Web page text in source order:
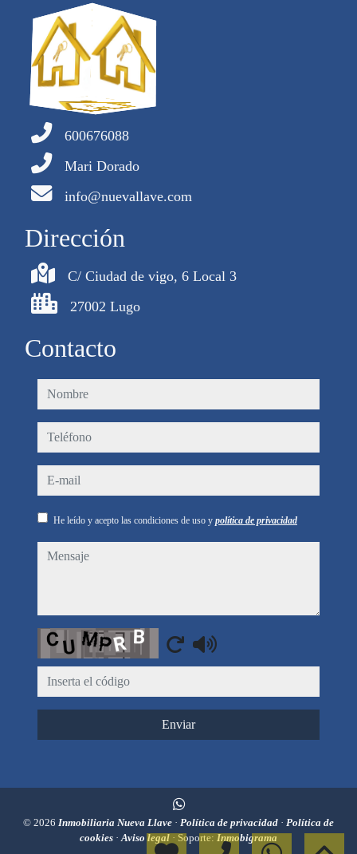
600676088
Mari Dorado
info@nuevallave.com
Dirección
C/ Ciudad de vigo, 6 Local 3
27002 Lugo
Contacto
nombre
teléfono
e-mail
He leído y acepto las condiciones de uso y política de privacidad
mensaje
Captcha
Enviar
© 2026 Inmobiliaria Nueva Llave · Política de privacidad · Política de
cookies ·Aviso legal · Soporte: Inmobigrama